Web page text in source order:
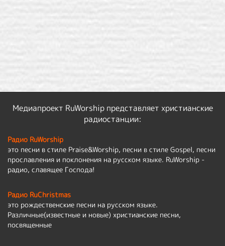
Медиапроект RuWorship представляет христианские
радиостанции:
Радио RuWorship
это песни в стиле Praise&Worship, песни в стиле Gospel, песни
прославления и поклонения на русском языке. RuWorship -
радио, славящее Господа!
Радио RuChristmas
это рождественские песни на русском языке.
Различные(известные и новые) христианские песни,
посвященные